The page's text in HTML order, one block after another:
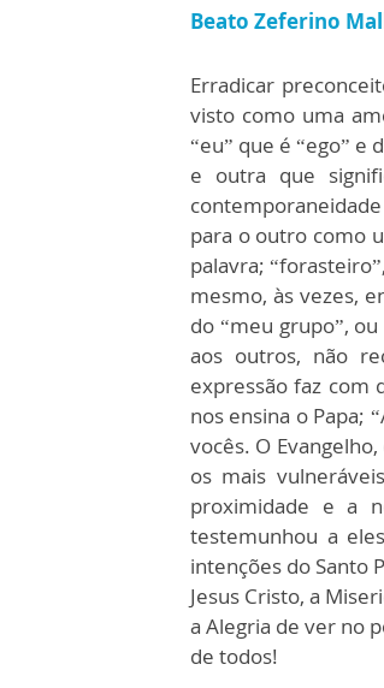
Beato Zeferino
Erradicar
visto como uma
“eu” que é “ego” e
e outra que
para o outro como
palavra;
mesmo, às vezes,
do “meu grupo”,
aos outros, não
expressão faz com
nos ensina o Papa;
vocês. O
os mais
proximidade e a
testemunhou a
intenções do Santo
Jesus Cristo, a
a Alegria de ver no
de todos!